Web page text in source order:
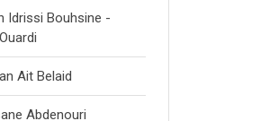
Idrissi Bouhsine -
Ait Belaid
Abdenouri